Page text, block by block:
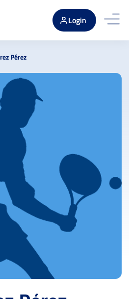
Login
Pérez